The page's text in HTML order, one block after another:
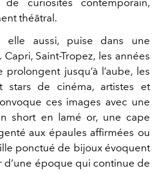
curiosités contemporain,
théâtral.
elle aussi, puise dans une
Saint-Tropez, les années
jusqu’à l’aube, les
stars de cinéma, artistes et
ces images avec une
short en lamé or, une cape
aux épaules affirmées ou
ponctué de bijoux évoquent
d’une époque qui continue de